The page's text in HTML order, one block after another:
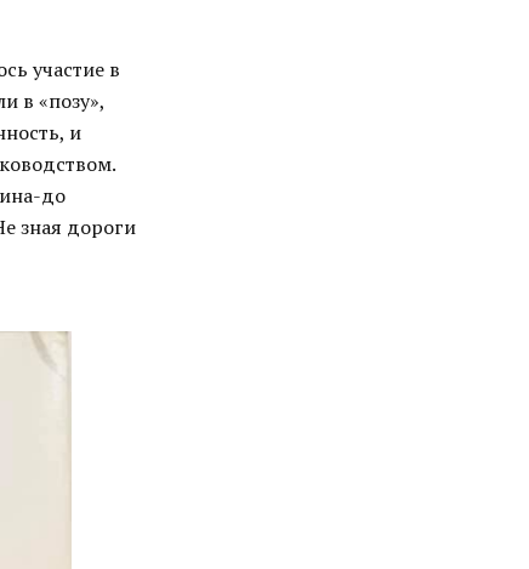
участие в
в «позу»,
и
до
зная дороги